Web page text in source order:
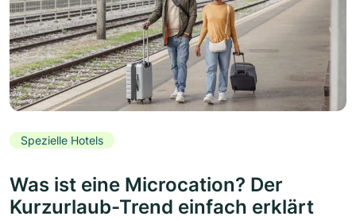
Spezielle Hotels
Was ist eine Microcation? Der
Kurzurlaub-Trend einfach erklärt